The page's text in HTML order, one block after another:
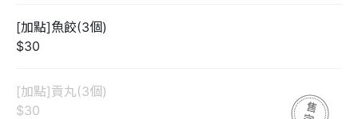
[加點]魚餃(3個)
$30
[加點]貢丸(3個)
$30